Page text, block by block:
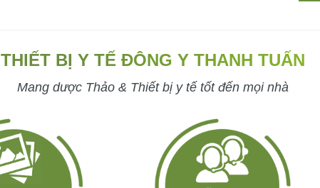
THIẾT BỊ Y TẾ ĐÔNG Y THANH TUẤN
Mang dược Thảo & Thiết bị y tế tốt đến mọi nhà